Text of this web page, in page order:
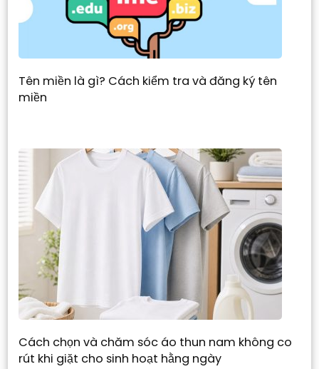
Tên miền là gì? Cách kiểm tra và đăng ký tên
miền
Cách chọn và chăm sóc áo thun nam không co
rút khi giặt cho sinh hoạt hằng ngày